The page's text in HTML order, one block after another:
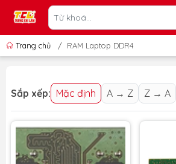
Trang chủ / RAM Laptop DDR4
Sắp xếp: Mặc định A → Z Z → A